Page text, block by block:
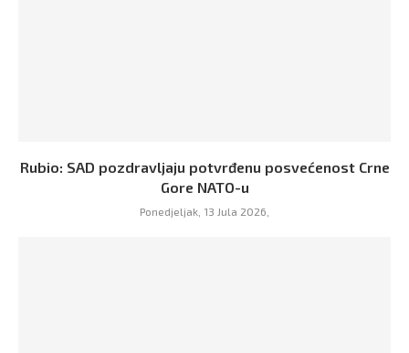
Rubio: SAD pozdravljaju potvrđenu posvećenost Crne
Gore NATO-u
Ponedjeljak, 13 Jula 2026,